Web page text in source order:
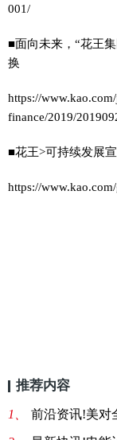
001/
■面向未来，“花王
换
https://
finance/2019/
■花王>可持续发展
https://
推荐内容
1、 前沿资讯!美对全球